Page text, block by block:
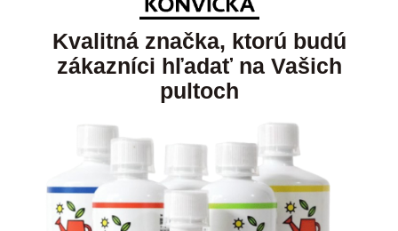
Kvalitná značka, ktorú budú
zákazníci hľadať na Vašich
pultoch